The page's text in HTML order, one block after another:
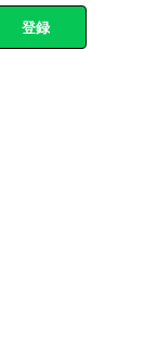
登録